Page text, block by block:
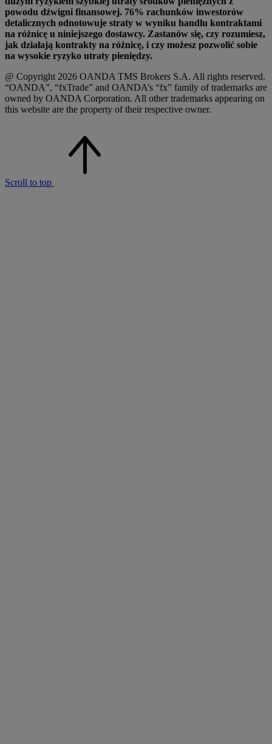
powodu dźwigni finansowej. 76% rachunków inwestorów
detalicznych odnotowuje straty w wyniku handlu kontraktami
na różnicę u niniejszego dostawcy. Zastanów się, czy rozumiesz,
jak działają kontrakty na różnicę, i czy możesz pozwolić sobie
na wysokie ryzyko utraty pieniędzy.
@ Copyright 2026 OANDA TMS Brokers S.A. All rights reserved.
“OANDA”, “fxTrade” and OANDA’s “fx” family of trademarks are
owned by OANDA Corporation. All other trademarks appearing on
this website are the property of their respective owner.
Scroll to top